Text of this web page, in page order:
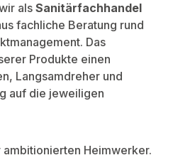
als Sanitärfachhandel
fachliche Beratung rund
Das
Produkte einen
Langsamdreher und
auf die jeweiligen
Heimwerker.